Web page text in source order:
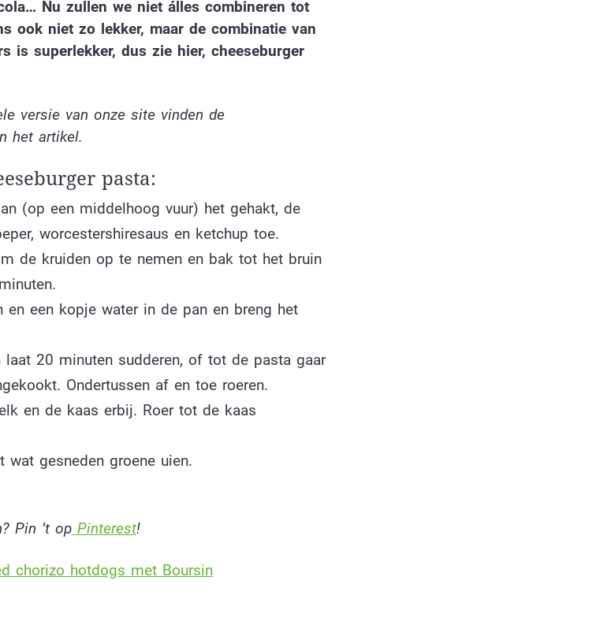
Nu zullen we niet álles combineren tot
ook niet zo lekker, maar de combinatie van
is superlekker, dus zie hier, cheeseburger
versie van onze site vinden de
het artikel.
pasta:
(op een middelhoog vuur) het gehakt, de
worcestershiresaus en ketchup toe.
de kruiden op te nemen en bak tot het bruin
en een kopje water in de pan en breng het
20 minuten sudderen, of tot de pasta gaar
Ondertussen af en toe roeren.
en de kaas erbij. Roer tot de kaas
wat gesneden groene uien.
Pin ’t opPinterest!
chorizo hotdogs met Boursin